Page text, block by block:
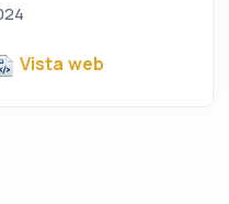
Vista web